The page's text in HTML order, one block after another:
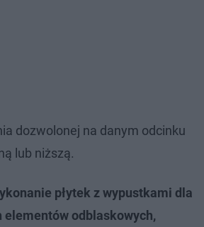
dozwolonej na danym odcinku
lub niższą.
płytek z wypustkami dla
odblaskowych,